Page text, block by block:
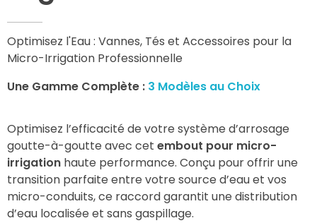
Optimisez l'Eau : Vannes, Tés et Accessoires pour la
Micro-Irrigation Professionnelle
Une Gamme Complète : 3 Modèles au Choix
Optimisez l’efficacité de votre système d’arrosage
goutte-à-goutte avec cet embout pour micro-
irrigation haute performance. Conçu pour offrir une
transition parfaite entre votre source d’eau et vos
micro-conduits,ce raccord garantit une distribution
d’eau localisée et sans gaspillage.